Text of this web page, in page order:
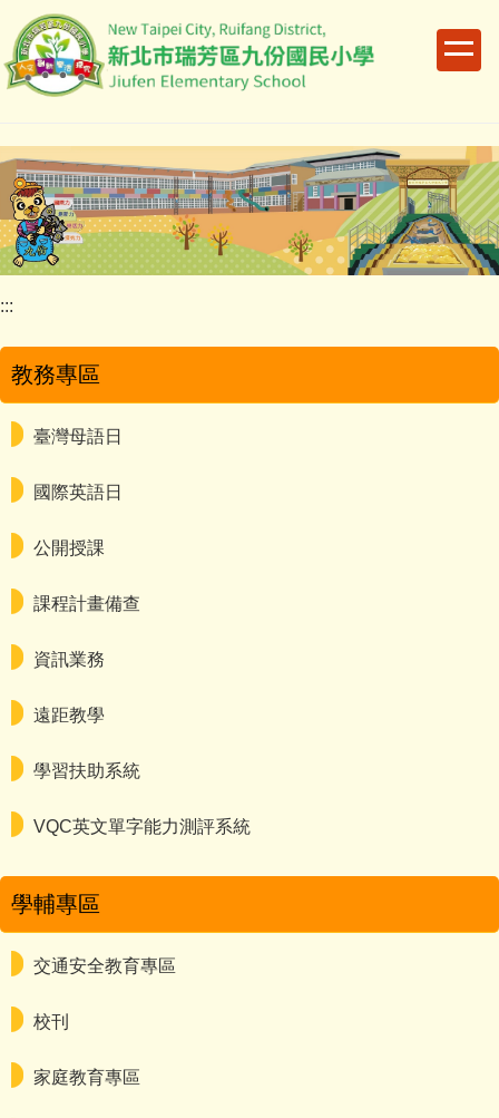
到
主
容
區
:::
教務專區
臺灣母語日
國際英語日
公開授課
課程計畫備查
資訊業務
遠距教學
學習扶助系統
VQC英文單字能力測評系統
學輔專區
交通安全教育專區
校刊
家庭教育專區